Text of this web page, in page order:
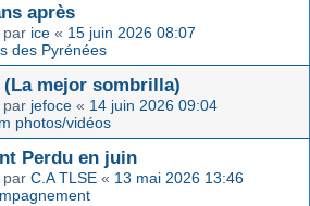
après
par ice « 15 juin 2026 08:07
des Pyrénées
(La mejor sombrilla)
par jefoce « 14 juin 2026 09:04
photos/vidéos
Perdu en juin
par C.A TLSE « 13 mai 2026 13:46